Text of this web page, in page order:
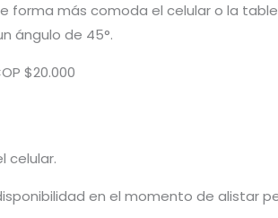
forma más comoda el celular o la
ángulo de 45°.
$20.000
celular.
en el momento de alistar